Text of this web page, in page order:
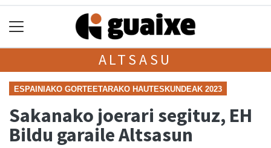
ALTSASU
ESPAINIAKO GORTEETARAKO HAUTESKUNDEAK 2023
Sakanako joerari segituz, EH
Bildu garaile Altsasun